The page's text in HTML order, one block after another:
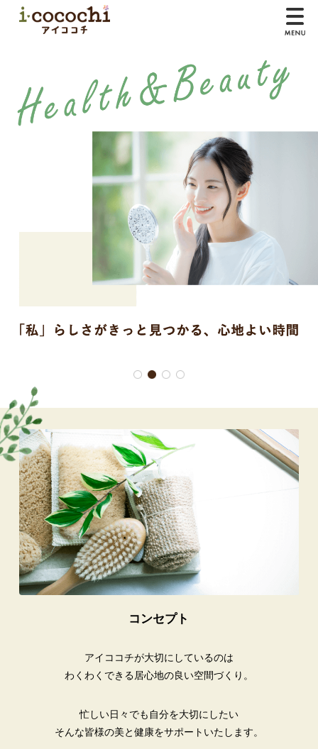
コンセプト
アイココチが大切にしているのは
わくわくできる居心地の良い空間づくり。
忙しい日々でも自分を大切にしたい
そんな皆様の美と健康をサポートいたします。